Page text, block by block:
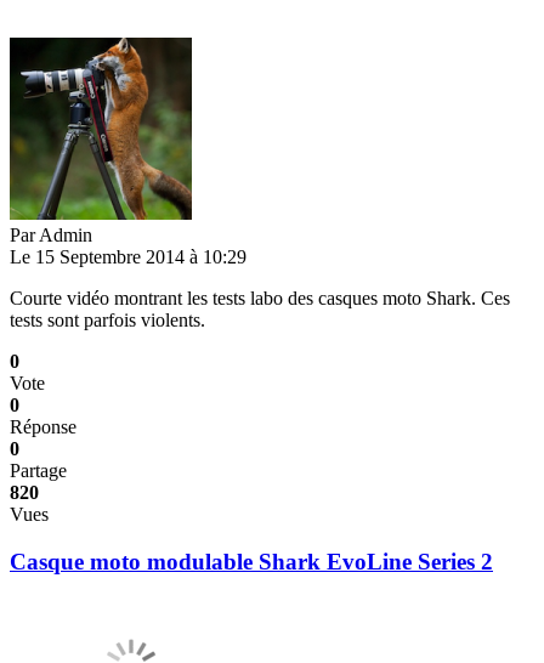
ParAdmin
Le 15 Septembre 2014 à 10:29
Courte vidéo montrant les tests labo des casques moto Shark. Ces
tests sont parfois violents.
0
Vote
0
Réponse
0
Partage
820
Vues
Casque moto modulable Shark EvoLine Series 2